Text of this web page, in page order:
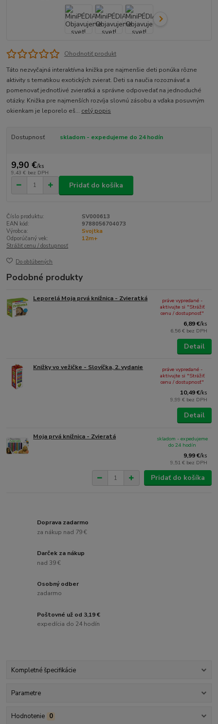
Ohodnotiť produkt
Táto nezvyčajná interaktívna knižka pre najmenšie deti ponúka rôzne
aktivity s tematikou exotických zvierat. Deti sa naučia rozoznávať a
pomenovať jednotlivé zvieratká a správne odpovedať na jednoduché
otázky. Knižka pre najmenších rozvíja slovnú zásobu a vďaka posuvným
okienkam je leporelo eš... celý popis
Dostupnosť skladom - expedujeme do 24 hodín
9,90 €/ks
9,43 € bez DPH
Pridať do košíka
Číslo produktu:
SV000613
EAN kód:
9788056704073
Výrobca:
Svojtka
Odporúčaný vek:
12m+
Strážiť cenu / dostupnosť
Do obľúbených
Podobné produkty
Leporelá Moja prvá knižnica - Zvieratká
6,89 €/ks
6,56 € bez DPH
práve vypredané -
aktivujte si "Strážiť
cenu / dostupnosť"
Detail
Knižky vo vežičke - Slovíčka, 2. vydanie
10,49 €/ks
9,99 € bez DPH
práve vypredané -
aktivujte si "Strážiť
cenu / dostupnosť"
Detail
Moja prvá knižnica - Zvieratá
9,99 €/ks
9,51 € bez DPH
skladom - expedujeme
do 24 hodín
Pridať do košíka
Doprava zadarmo
za nákup nad 79 €
Darček za nákup
nad 39 €
Osobný odber
zadarmo
Poštovné už od 3,19 €
expedícia do 24 hodín
Kompletné špecifikácie
Parametre
Hodnotenie 0